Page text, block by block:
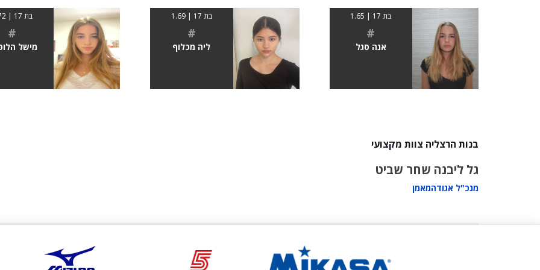
בת 17 | 1.65
#
אנה סגל
בת 17 | 1.69
#
ליה מכלוף
בת 17 | 1.72
#
מישל
בנות הרצליה צוות מקצועי
גל ליבנה
מנכ"ל אגודה
שחר שביט
מאמן